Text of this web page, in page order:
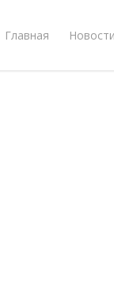
Главная Новости